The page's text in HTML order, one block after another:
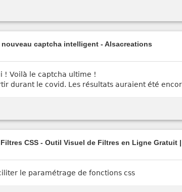
captcha intelligent - Alsacreations
! Voilà le captcha ultime !
durant le covid. Les résultats auraient été
CSS - Outil Visuel de Filtres en Ligne Gratuit
le paramétrage de fonctions css